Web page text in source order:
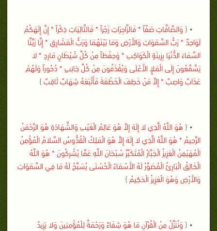
• { وَالصَّافَّاتِ صَفّاً * فَالزَّاجِرَاتِ زَجْراً * فَالتَّالِيَاتِ ذِكْراً * إِنَّ إِلَهَكُمْ
لَوَاحِدٌ * رَبُّ السَّمَوَاتِ وَالأَرْضِ وَمَا بَيْنَهُمَا وَرَبُّ الْمَشَارِقِ * إِنَّا زَيَّنَّا
السَّمَاءَ الدُّنْيَا بِزِينَةٍ الْكَوَاكِبِ * وَحِفْظاً مِنْ كُلِّ شَيْطَانٍ مَارِدٍ * لا
يَسَّمَّعُونَ إِلَى الْمَلإٍ الأَعْلَى وَيُقْذَفُونَ مِنْ كُلِّ جَانِبٍ * دُحُوراً وَلَهُمْ
عَذَابٌ وَاصِبٌ * إِلاَّ مَنْ خَطِفَ الْخَطْفَةَ فَأَتْبَعَهُ شِهَابٌ ثَاقِبٌ}
• { هُوَ اللَّهُ الَّذِي لا إِلَهَ إِلاَّ هُوَ عَالِمُ الْغَيْبِ وَالشَّهَادَةِ هُوَ الرَّحْمَنُ
الرَّحِيمُ * هُوَ اللَّهُ الَّذِي لا إِلَهَ إِلاَّ هُوَ الْمَلِكُ الْقُدُّوسُ السَّلامُ الْمُؤْمِنُ
الْمُهَيْمِنُ الْعَزِيزُ الْجَبَّارُ الْمُتَكَبِّرُ سُبْحَانَ اللَّهِ عَمَّا يُشْرِكُونَ * هُوَ اللَّهُ
الْخَالِقُ الْبَارِئُ الْمُصَوِّرُ لَهُ الأَسْمَاءُ الْحُسْنَى يُسَبِّحُ لَهُ مَا فِي السَّمَوَاتِ
وَالأَرْضِ وَهُوَ الْعَزِيزُ الْحَكِيمُ }
• { وَنُنَزِّلُ مِنْ الْقُرْآنِ مَا هُوَ شِفَاءٌ وَرَحْمَةٌ لِلْمُؤْمِنِينَ وَلا يَزِيدُ